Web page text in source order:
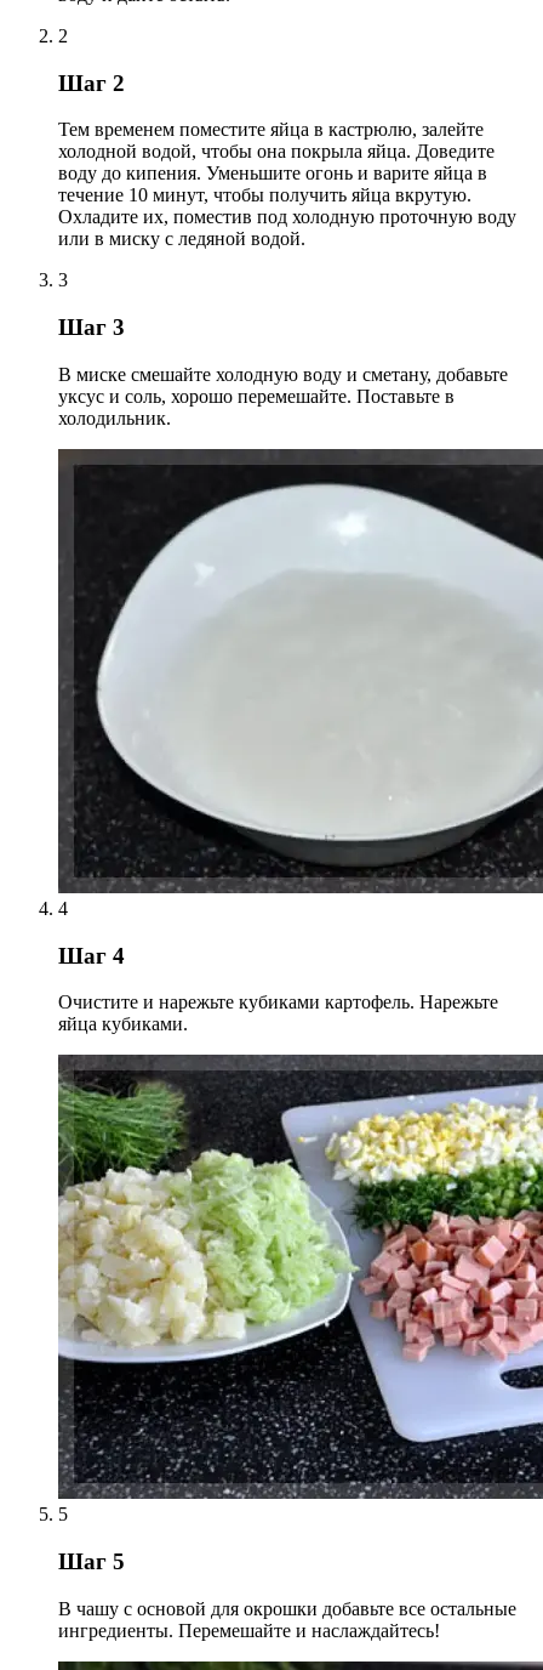
2
Шаг 2
Тем временем поместите яйца в кастрюлю, залейте
холодной водой, чтобы она покрыла яйца. Доведите
воду до кипения. Уменьшите огонь и варите яйца в
течение 10 минут, чтобы получить яйца вкрутую.
Охладите их, поместив под холодную проточную воду
или в миску с ледяной водой.
3
Шаг 3
В миске смешайте холодную воду и сметану, добавьте
уксус и соль, хорошо перемешайте. Поставьте в
холодильник.
4
Шаг 4
Очистите и нарежьте кубиками картофель. Нарежьте
яйца кубиками.
5
Шаг 5
В чашу с основой для окрошки добавьте все остальные
ингредиенты. Перемешайте и наслаждайтесь!